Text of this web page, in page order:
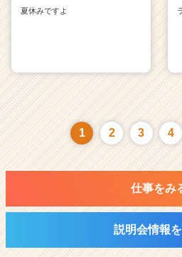
夏休みですよ
1 2 3 4
仕事をみ
説明会情報